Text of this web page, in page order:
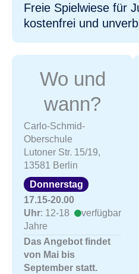
Freie Spielwiese für
kostenfrei und
Wo und
wann?
Carlo-Schmid-
Oberschule
Lutoner Str. 15/19,
13581 Berlin
Donnerstag
17.15-20.00
Uhr: 12-18
Jahre
verfügbar
Das Angebot findet
von Mai bis
September statt.